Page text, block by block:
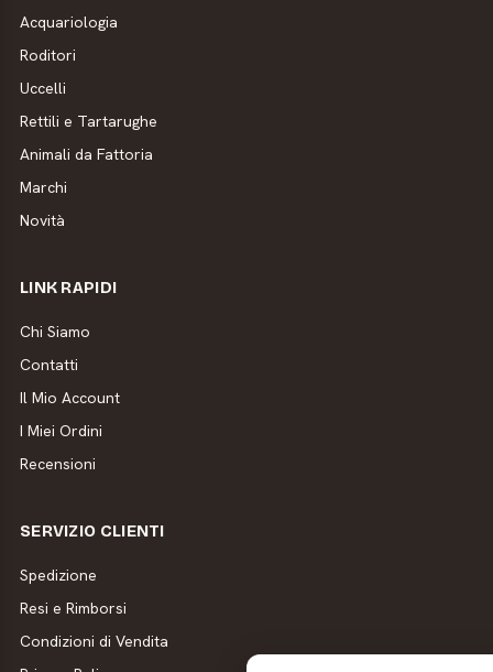
Acquariologia
Roditori
Uccelli
Rettili e Tartarughe
Animali da Fattoria
Marchi
Novità
LINK RAPIDI
Chi Siamo
Contatti
Il Mio Account
I Miei Ordini
Recensioni
SERVIZIO CLIENTI
Spedizione
Resi e Rimborsi
Condizioni di Vendita